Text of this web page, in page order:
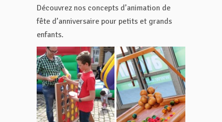
Découvrez nos concepts d’animation de
fête d’anniversaire pour petits et grands
enfants.